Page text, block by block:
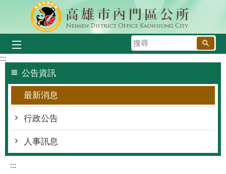
跳到主要內容區塊
搜
尋
:::
公告資訊
最新消息
行政公告
人事訊息
:::